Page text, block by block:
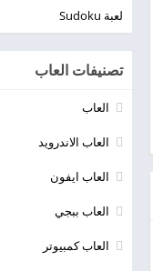
لعبة Sudoku
تصنيفات العاب
العاب
العاب الاندرويد
العاب ايفون
العاب ببجي
العاب كمبيوتر